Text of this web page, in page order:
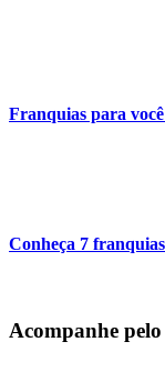
Franquias para
Conheça 7
Acompanhe